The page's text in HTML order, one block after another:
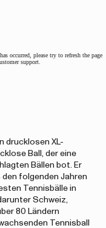
occurred, please try to refresh the page
support.
drucklosen XL-
Ball, der eine
Bällen bot. Er
folgenden Jahren
Tennisbälle in
Schweiz,
80 Ländern
Tennisball